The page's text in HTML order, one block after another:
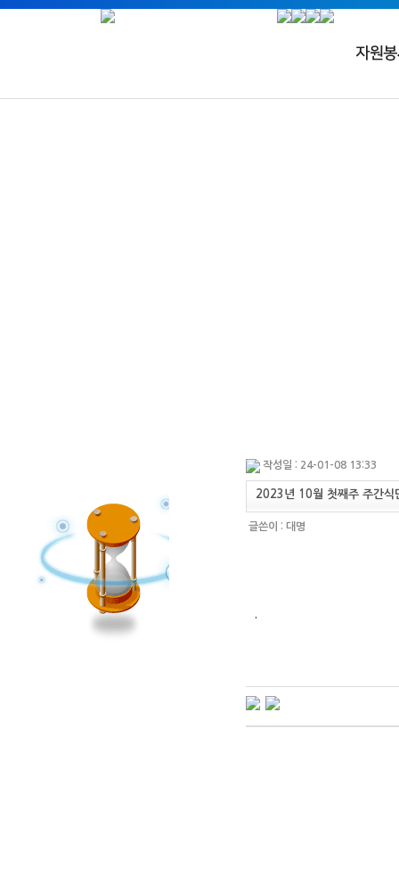
작성일 : 24-01-08 13:33
2023년 10월 첫째주 주간식
글쓴이 : 대명